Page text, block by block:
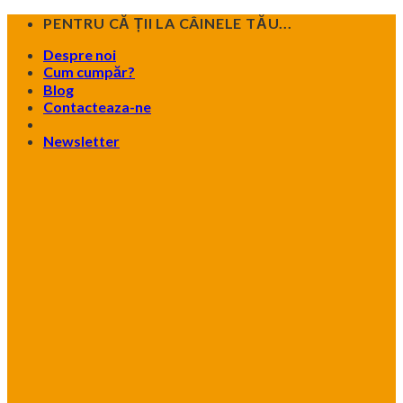
Skip
content
PENTRU CĂ ȚII LA CÂINELE TĂU...
Despre noi
Cum cumpăr?
Blog
Contacteaza-ne
Newsletter